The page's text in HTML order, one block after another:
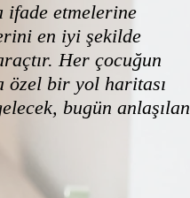
ifade etmelerine
en iyi şekilde
Her çocuğun
özel bir yol haritası
bugün anlaşılan